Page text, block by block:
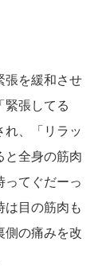
張を緩和させ
緊張してる
れ、「リラッ
と全身の筋肉
ってぐだーっ
は目の筋肉も
側の痛みを改